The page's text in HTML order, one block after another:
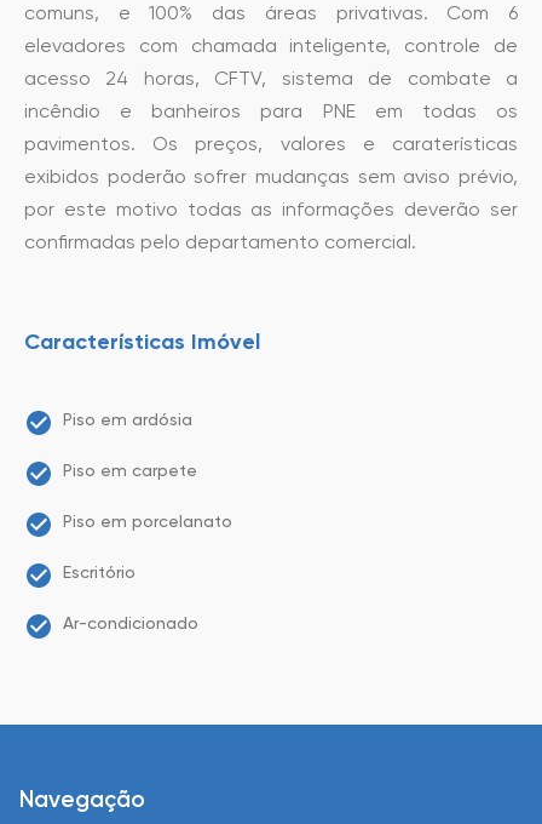
comuns, e 100% das áreas privativas. Com 6
elevadores com chamada inteligente, controle de
acesso 24 horas, CFTV, sistema de combate a
incêndio e banheiros para PNE em todas os
pavimentos. Os preços, valores e caraterísticas
exibidos poderão sofrer mudanças sem aviso prévio,
por este motivo todas as informações deverão ser
confirmadas pelo departamento comercial.
Características Imóvel
Piso em ardósia
Piso em carpete
Piso em porcelanato
Escritório
Ar-condicionado
Navegação